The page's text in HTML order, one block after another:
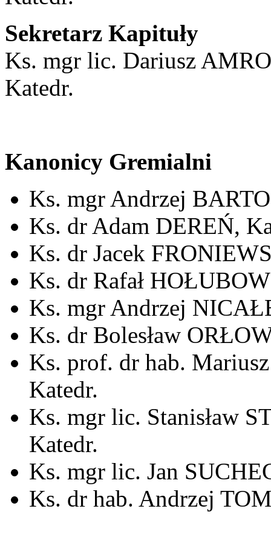
Sekretarz Kapituły
Ks. mgr lic. Dariusz
Katedr.
Kanonicy Gremialni
Ks. mgr Andrzej
Ks. dr Adam DEREŃ,
Ks. dr Jacek
Ks. dr Rafał
Ks. mgr Andrzej
Ks. dr Bolesław
Ks. prof. dr hab.
Katedr.
Ks. mgr lic. Stanisław
Katedr.
Ks. mgr lic. Jan
Ks. dr hab. Andrzej